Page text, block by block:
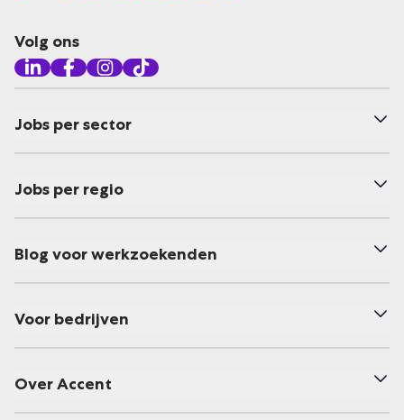
Volg ons
Jobs per sector
Jobs per regio
Blog voor werkzoekenden
Voor bedrijven
Over Accent